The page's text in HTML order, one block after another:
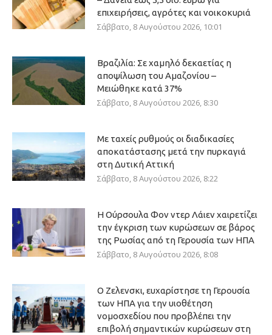
επιχειρήσεις, αγρότες και νοικοκυριά
Σάββατο, 8 Αυγούστου 2026, 10:01
Βραζιλία: Σε χαμηλό δεκαετίας η
αποψίλωση του Αμαζονίου –
Μειώθηκε κατά 37%
Σάββατο, 8 Αυγούστου 2026, 8:30
Με ταχείς ρυθμούς οι διαδικασίες
αποκατάστασης μετά την πυρκαγιά
στη Δυτική Αττική
Σάββατο, 8 Αυγούστου 2026, 8:22
Η Ούρσουλα Φον ντερ Λάιεν χαιρετίζει
την έγκριση των κυρώσεων σε βάρος
της Ρωσίας από τη Γερουσία των ΗΠΑ
Σάββατο, 8 Αυγούστου 2026, 8:08
Ο Ζελενσκι, ευχαρίστησε τη Γερουσία
των ΗΠΑ για την υιοθέτηση
νομοσχεδίου που προβλέπει την
επιβολή σημαντικών κυρώσεων στη